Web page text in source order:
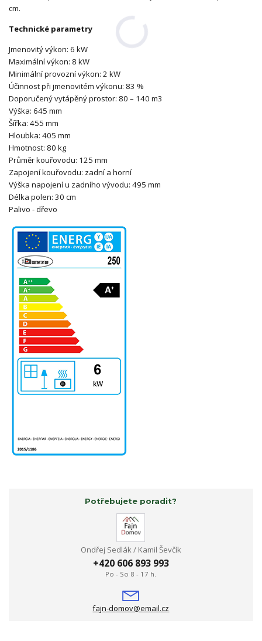
cm.
Technické parametry
Jmenovitý výkon: 6 kW
Maximální výkon: 8 kW
Minimální provozní výkon: 2 kW
Účinnost při jmenovitém výkonu: 83 %
Doporučený vytápěný prostor: 80 – 140 m3
Výška: 645 mm
Šířka: 455 mm
Hloubka: 405 mm
Hmotnost: 80 kg
Průměr kouřovodu: 125 mm
Zapojení kouřovodu: zadní a horní
Výška napojení u zadního vývodu: 495 mm
Délka polen: 30 cm
Palivo - dřevo
Potřebujete poradit?
Ondřej Sedlák / Kamil Ševčík
+420 606 893 993
Po - So 8 - 17 h.
fajn-domov@email.cz